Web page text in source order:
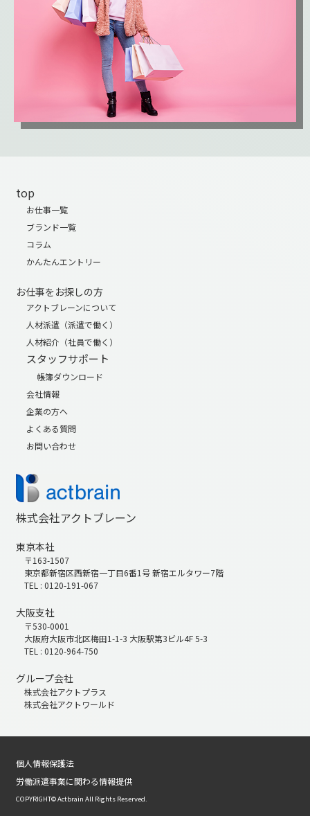
top
お仕事一覧
ブランド一覧
コラム
かんたんエントリー
お仕事をお探しの方
アクトブレーンについて
人材派遣（派遣で働く）
人材紹介（社員で働く）
スタッフサポート
帳簿ダウンロード
会社情報
企業の方へ
よくある質問
お問い合わせ
株式会社アクトブレーン
東京本社
〒163-1507
東京都新宿区西新宿一丁目6番1号 新宿エルタワー7階
TEL : 0120-191-067
大阪支社
〒530-0001
大阪府大阪市北区梅田1-1-3 大阪駅第3ビル4F 5-3
TEL : 0120-964-750
グループ会社
株式会社アクトプラス
株式会社アクトワールド
個人情報保護法
労働派遣事業に関わる情報提供
COPYRIGHT© Actbrain All Rights Reserved.